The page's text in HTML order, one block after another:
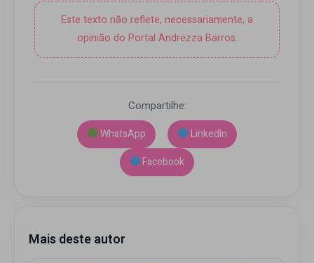
Este texto não reflete, necessariamente, a
opinião do Portal Andrezza Barros.
Compartilhe:
WhatsApp
LinkedIn
Facebook
Mais deste autor